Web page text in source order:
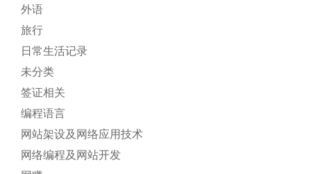
外语
旅行
日常生活记录
未分类
签证相关
编程语言
网站架设及网络应用技术
网络编程及网站开发